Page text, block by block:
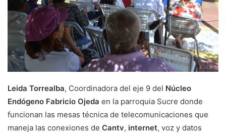
Leida Torrealba, Coordinadora del eje 9 del Núcleo
Endógeno Fabricio Ojeda en la parroquia Sucre donde
funcionan las mesas técnica de telecomunicaciones que
maneja las conexiones de Cantv, internet, voz y datos